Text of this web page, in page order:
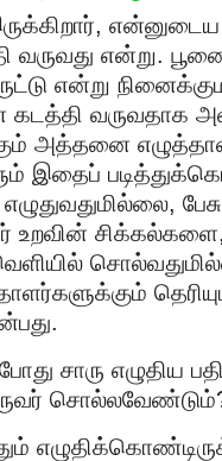
வருவது என்று.
என்று
கடத்தி வருவதாக
அத்தனை
இதைப்
உறவின்
சாரு எழுதிய